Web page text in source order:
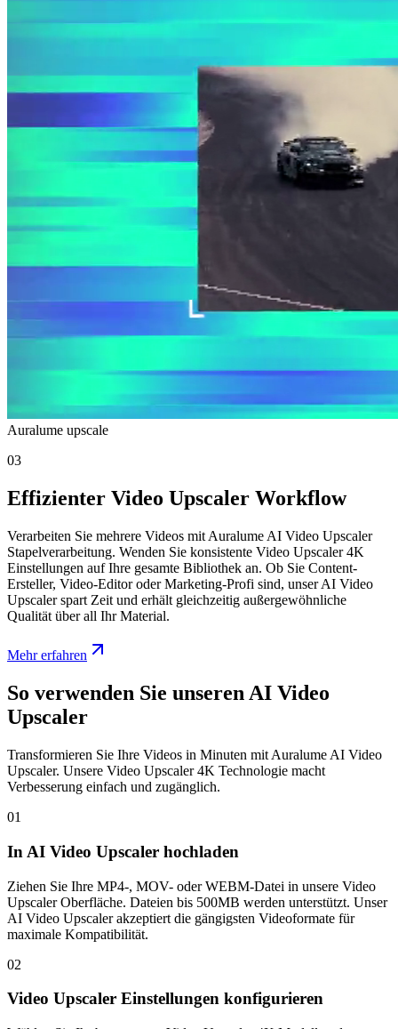
Auralume upscale
03
Effizienter Video Upscaler Workflow
Verarbeiten Sie mehrere Videos mit Auralume AI Video Upscaler
Stapelverarbeitung. Wenden Sie konsistente Video Upscaler 4K
Einstellungen auf Ihre gesamte Bibliothek an. Ob Sie Content-
Ersteller, Video-Editor oder Marketing-Profi sind, unser AI Video
Upscaler spart Zeit und erhält gleichzeitig außergewöhnliche
Qualität über all Ihr Material.
Mehr erfahren
So verwenden Sie unseren AI Video
Upscaler
Transformieren Sie Ihre Videos in Minuten mit Auralume AI Video
Upscaler. Unsere Video Upscaler 4K Technologie macht
Verbesserung einfach und zugänglich.
01
In AI Video Upscaler hochladen
Ziehen Sie Ihre MP4-, MOV- oder WEBM-Datei in unsere Video
Upscaler Oberfläche. Dateien bis 500MB werden unterstützt. Unser
AI Video Upscaler akzeptiert die gängigsten Videoformate für
maximale Kompatibilität.
02
Video Upscaler Einstellungen konfigurieren